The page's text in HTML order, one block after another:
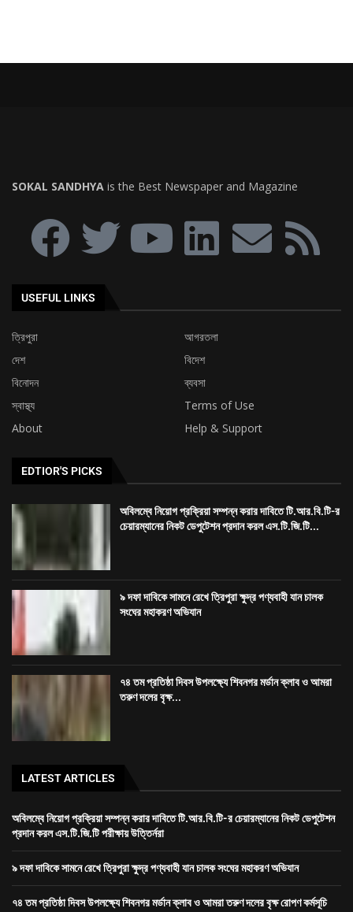
SOKAL SANDHYA is the Best Newspaper and Magazine
USEFUL LINKS
ত্রিপুরা
আগরতলা
দেশ
বিদেশ
বিনোদন
ব্যবসা
স্বাস্থ্য
Terms of Use
About
Help & Support
EDTIOR'S PICKS
অবিলম্বে নিয়োগ প্রক্রিয়া সম্পন্ন করার দাবিতে টি.আর.বি.টি-র
চেয়ারম্যানের নিকট ডেপুটেশন প্রদান করল এস.টি.জি.টি...
৯ দফা দাবিকে সামনে রেখে ত্রিপুরা ক্ষুদ্র পণ্যবাহী যান চালক
সংঘের মহাকরণ অভিযান
৭৪ তম প্রতিষ্ঠা দিবস উপলক্ষ্যে শিবনগর মর্ডান ক্লাব ও আমরা
তরুণ দলের বৃক্ষ...
LATEST ARTICLES
অবিলম্বে নিয়োগ প্রক্রিয়া সম্পন্ন করার দাবিতে টি.আর.বি.টি-র চেয়ারম্যানের নিকট ডেপুটেশন
প্রদান করল এস.টি.জি.টি পরীক্ষায় উত্তির্নরা
৯ দফা দাবিকে সামনে রেখে ত্রিপুরা ক্ষুদ্র পণ্যবাহী যান চালক সংঘের মহাকরণ অভিযান
৭৪ তম প্রতিষ্ঠা দিবস উপলক্ষ্যে শিবনগর মর্ডান ক্লাব ও আমরা তরুণ দলের বৃক্ষ রোপণ কর্মসূচি